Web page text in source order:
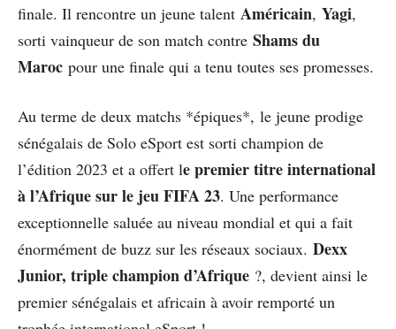
finale. Il rencontre un jeune talent Américain, Yagi,
sorti vainqueur de son match contre Shams du
Maroc pour une finale qui a tenu toutes ses promesses.
Au terme de deux matchs *épiques*, le jeune prodige
sénégalais de Solo eSport est sorti champion de
l’édition 2023 et a offert le premier titre international
à l’Afrique sur le jeu FIFA 23. Une performance
exceptionnelle saluée au niveau mondial et qui a fait
énormément de buzz sur les réseaux sociaux. Dexx
Junior, triple champion d’Afrique ?, devient ainsi le
premier sénégalais et africain à avoir remporté un